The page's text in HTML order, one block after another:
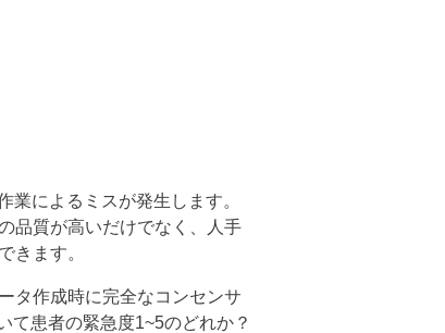
によるミスが発生します。
品質が高いだけでなく、人手
きます。
タ作成時に完全なコンセンサ
て患者の緊急度1~5のどれか？